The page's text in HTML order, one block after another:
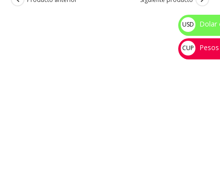
USD
$
Dolar
CUP
💰
Pesos